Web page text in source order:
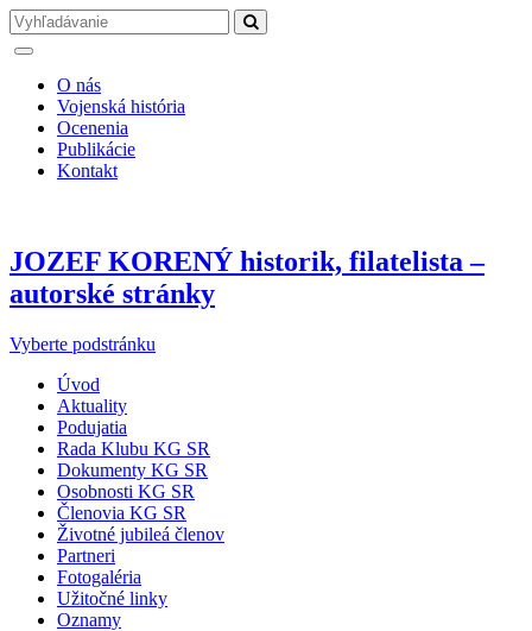
O nás
Vojenská história
Ocenenia
Publikácie
Kontakt
JOZEF KORENÝ historik, filatelista –
autorské stránky
Vyberte podstránku
Úvod
Aktuality
Podujatia
Rada Klubu KG SR
Dokumenty KG SR
Osobnosti KG SR
Členovia KG SR
Životné jubileá členov
Partneri
Fotogaléria
Užitočné linky
Oznamy